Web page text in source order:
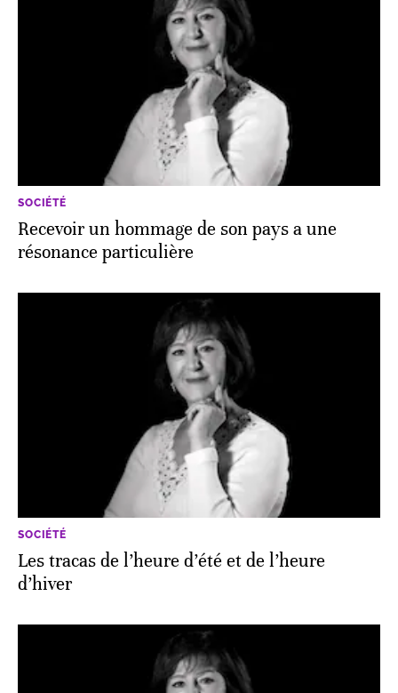
SOCIÉTÉ
Recevoir un hommage de son pays a une
résonance particulière
SOCIÉTÉ
Les tracas de l’heure d’été et de l’heure
d’hiver